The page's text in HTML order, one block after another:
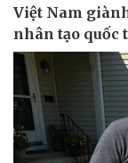
Pháp luật
Tin nóng
Tư vấn luật